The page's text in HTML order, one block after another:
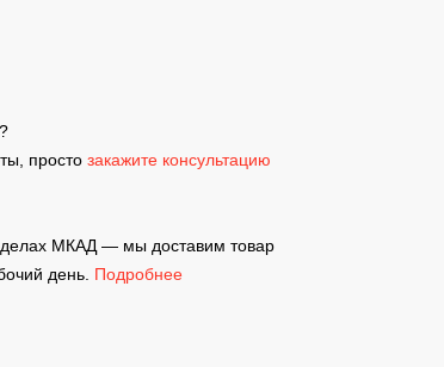
просто закажите консультацию
МКАД — мы доставим товар
день. Подробнее